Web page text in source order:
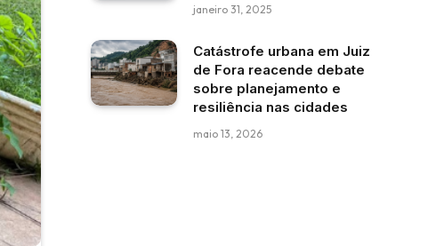
janeiro 31, 2025
Catástrofe urbana em Juiz
de Fora reacende debate
sobre planejamento e
resiliência nas cidades
maio 13, 2026